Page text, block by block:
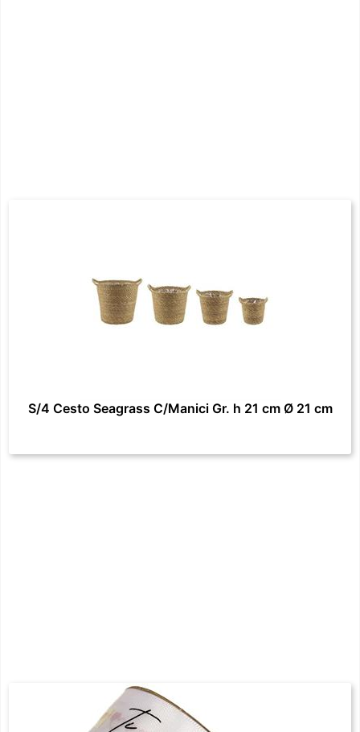
S/4 Cesto Seagrass C/Manici Gr. h 21 cm Ø 21 cm